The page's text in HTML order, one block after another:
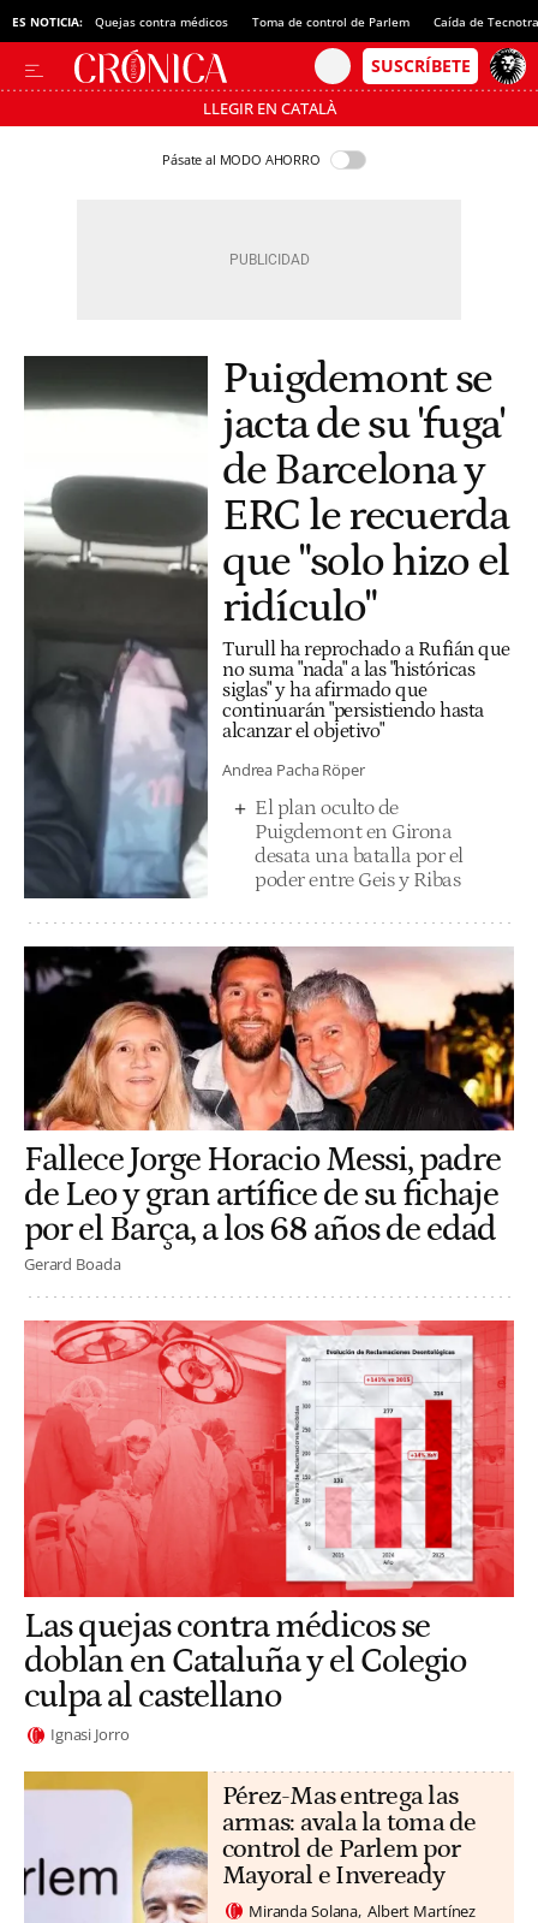
ES NOTICIA: Quejas contra médicos Toma de control de Parlem Caída de
LLEGIR EN CATALÀ
Pásate al MODO AHORRO
Puigdemont se
jacta de su 'fuga'
de Barcelona y
ERC le recuerda
que "solo hizo el
ridículo"
Turull ha reprochado a Rufián que
no suma "nada" a las "históricas
siglas" y ha afirmado que
continuarán "persistiendo hasta
alcanzar el objetivo"
Andrea Pacha Röper
El plan oculto de
Puigdemont en Girona
desata una batalla por el
poder entre Geis y Ribas
Fallece Jorge Horacio Messi, padre
de Leo y gran artífice de su fichaje
por el Barça, a los 68 años de edad
Gerard Boada
Las quejas contra médicos se
doblan en Cataluña y el Colegio
culpa al castellano
Ignasi Jorro
Pérez-Mas entrega las
armas: avala la toma de
control de Parlem por
Mayoral e Inveready
Miranda Solana Albert Martínez